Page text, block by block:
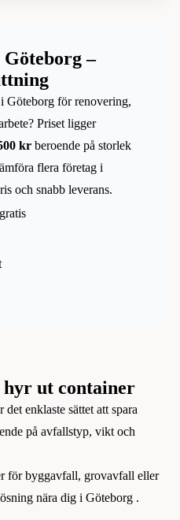
–
Göteborg för renovering,
Priset ligger
kr beroende på storlek
flera företag i
och snabb leverans.
hyr ut container
enklaste sättet att spara
på avfallstyp, vikt och
för byggavfall, grovavfall eller
nära dig i Göteborg .